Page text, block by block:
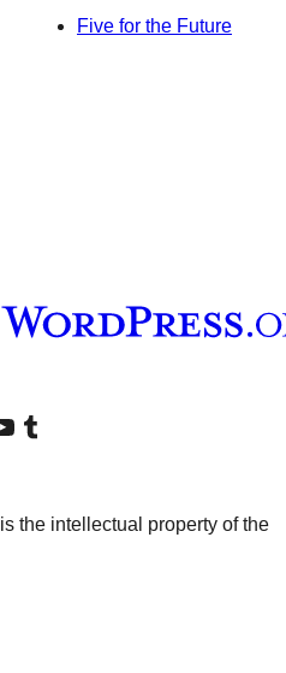
Five for the Future
налог
YouTube channel
Посетите наш Tumblr налог
the intellectual property of the